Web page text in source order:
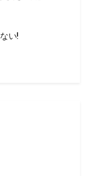
い!